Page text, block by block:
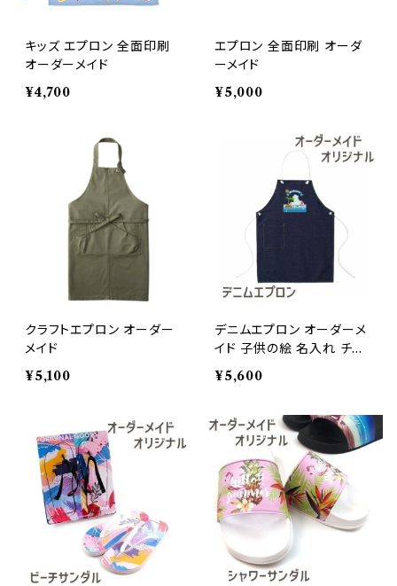
キッズ エプロン 全面印刷
オーダーメイド
¥4,700
エプロン 全面印刷 オーダ
ーメイド
¥5,000
クラフトエプロン オーダー
メイド
¥5,100
デニムエプロン オーダーメ
イド 子供の絵 名入れ チー
ムロゴ ペット 写真 オリジ
ナルデザイン
¥5,600